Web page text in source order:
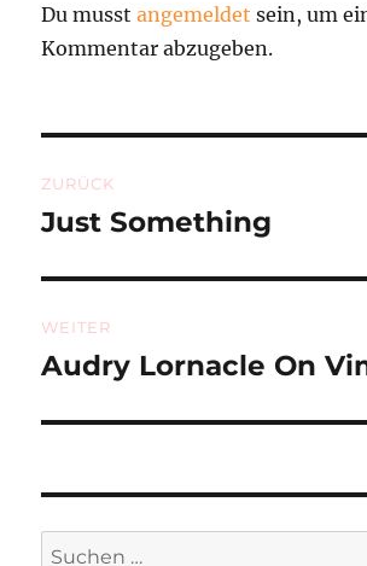
Du musstangemeldet sein, um
Kommentar abzugeben.
ZURÜCK
Vorheriger
Just Something
WEITER
Nächster
Audry Lornacle On
Suchen